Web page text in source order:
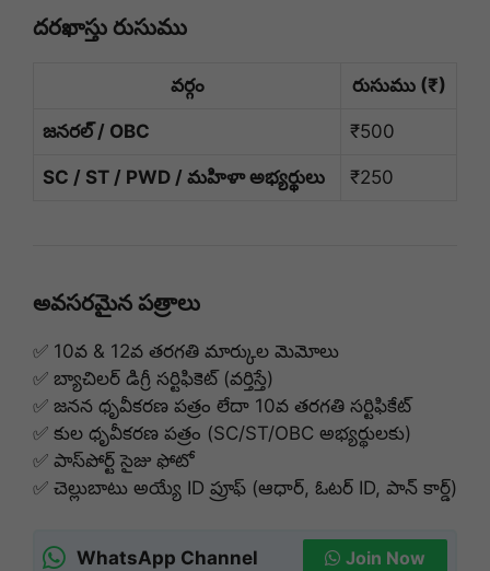
దరఖాస్తు రుసుము
వర్గం రుసుము (₹)
జనరల్ / OBC ₹500
SC / ST / PWD / మహిళా అభ్యర్థులు ₹250
అవసరమైన పత్రాలు
✅ 10వ & 12వ తరగతి మార్కుల మెమోలు
✅ బ్యాచిలర్ డిగ్రీ సర్టిఫికెట్ (వర్తిస్తే)
✅ జనన ధృవీకరణ పత్రం లేదా 10వ తరగతి సర్టిఫికేట్
✅ కుల ధృవీకరణ పత్రం (SC/ST/OBC అభ్యర్థులకు)
✅ పాస్‌పోర్ట్ సైజు ఫోటో
✅ చెల్లుబాటు అయ్యే ID ప్రూఫ్ (ఆధార్, ఓటర్ ID, పాన్ కార్డ్)
WhatsApp Channel Join Now